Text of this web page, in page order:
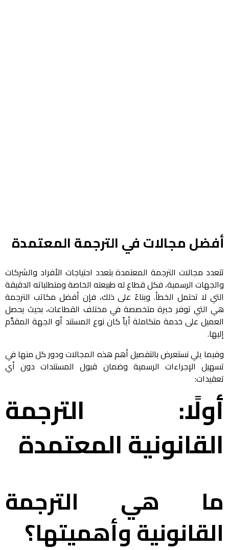
أفضل مجالات في الترجمة المعتمدة
تتعدد مجالات الترجمة المعتمدة بتعدد احتياجات الأفراد والشركات
والجهات الرسمية، فكل قطاع له طبيعته الخاصة ومتطلباته الدقيقة
التي لا تحتمل الخطأ. وبناءً على ذلك، فإن أفضل مكاتب الترجمة
هي التي توفر خبرة متخصصة في مختلف القطاعات، بحيث يحصل
العميل على خدمة متكاملة أياً كان نوع المستند أو الجهة المقدَّم
إليها.
وفيما يلي نستعرض بالتفصيل أهم هذه المجالات ودور كل منها في
تسهيل الإجراءات الرسمية وضمان قبول المستندات دون أي
تعقيدات:
أولًا: الترجمة
القانونية المعتمدة
ما هي الترجمة
القانونية وأهميتها؟